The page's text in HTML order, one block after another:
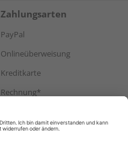
Zahlungsarten
PayPal
Onlineüberweisung
Kreditkarte
Rechnung*
Versand